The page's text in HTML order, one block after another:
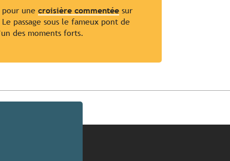
une croisière commentée sur
passage sous le fameux pont de
des moments forts.